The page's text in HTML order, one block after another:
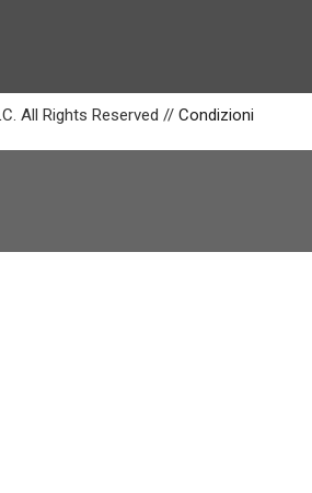
All Rights Reserved // Condizioni